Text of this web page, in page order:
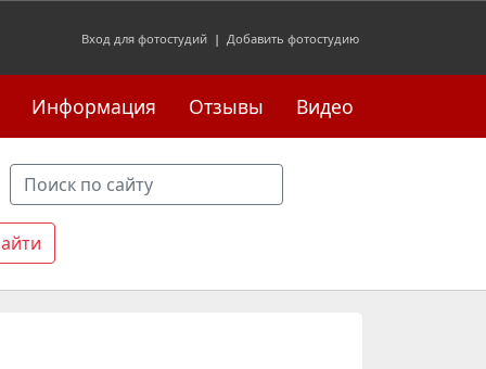
Вход для фотостудий | Добавить фотостудию
Информация Отзывы Видео